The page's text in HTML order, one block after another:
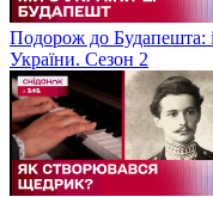
Подорож до Будапешта:
України. Сезон 2